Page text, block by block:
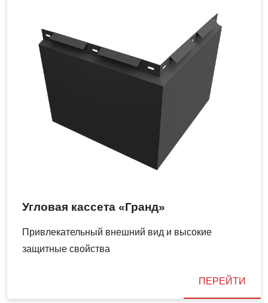
Угловая кассета «Гранд»
Привлекательный внешний вид и высокие
защитные свойства
ПЕРЕЙТИ